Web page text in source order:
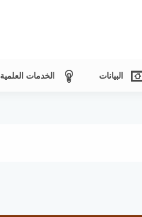
البيانات الخدمات العلمية